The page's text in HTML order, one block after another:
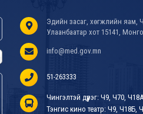
Эдийн засаг, хөгжлийн яам,
Улаанбаатар хот 15141,
info@med.gov.mn
51-263333
Чингэлтэй дүүрэг: Ч9, Ч70,
Тэнгис кино театр: Ч9, Ч18Б,